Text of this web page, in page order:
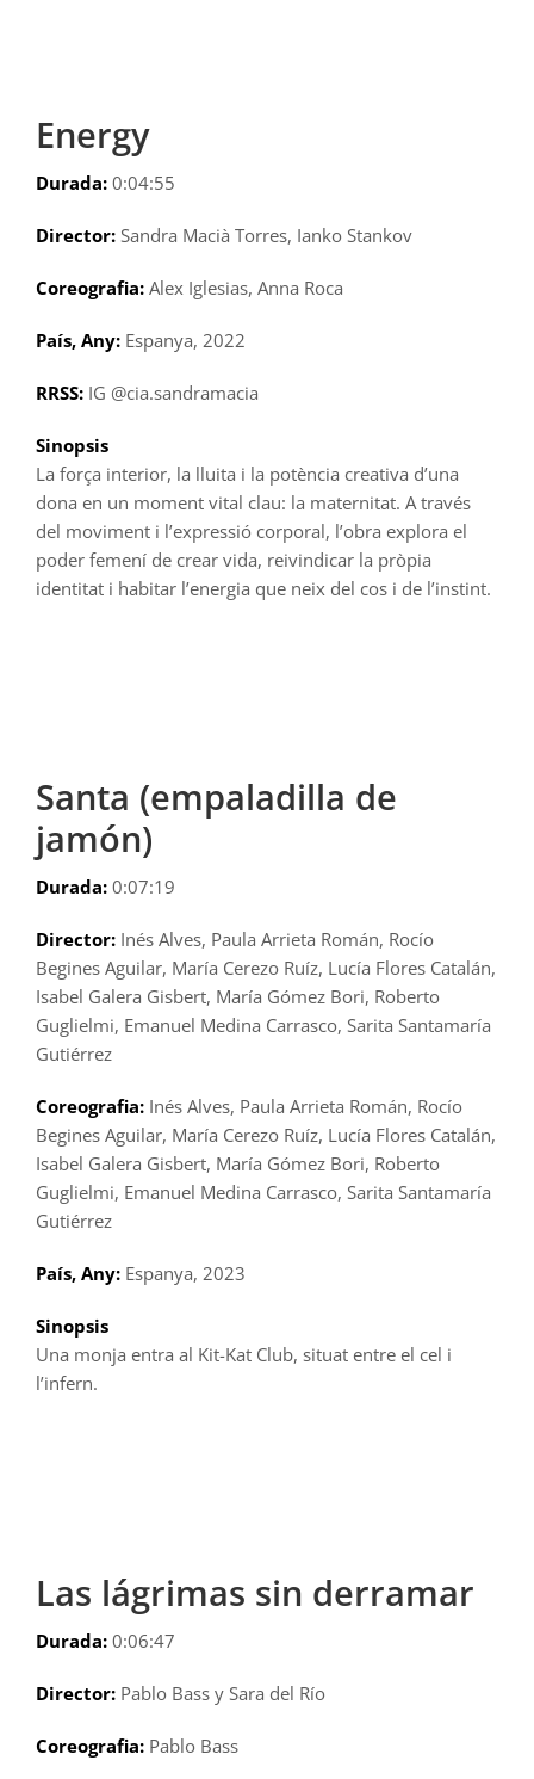
Energy
Durada: 0:04:55
Director:Sandra Macià Torres, Ianko Stankov
Coreografia:Alex Iglesias, Anna Roca
País, Any:Espanya, 2022
RRSS:IG @cia.sandramacia
Sinopsis
La força interior, la lluita i la potència creativa d’una
dona en un moment vital clau: la maternitat. A través
del moviment i l’expressió corporal, l’obra explora el
poder femení de crear vida, reivindicar la pròpia
identitat i habitar l’energia que neix del cos i de l’instint.
Santa (empaladilla de
jamón)
Durada: 0:07:19
Director:Inés Alves, Paula Arrieta Román, Rocío
Begines Aguilar, María Cerezo Ruíz, Lucía Flores Catalán,
Isabel Galera Gisbert, María Gómez Bori, Roberto
Guglielmi, Emanuel Medina Carrasco, Sarita Santamaría
Gutiérrez
Coreografia:Inés Alves, Paula Arrieta Román, Rocío
Begines Aguilar, María Cerezo Ruíz, Lucía Flores Catalán,
Isabel Galera Gisbert, María Gómez Bori, Roberto
Guglielmi, Emanuel Medina Carrasco, Sarita Santamaría
Gutiérrez
País, Any:Espanya, 2023
Sinopsis
Una monja entra al Kit-Kat Club, situat entre el cel i
l’infern.
Las lágrimas sin derramar
Durada: 0:06:47
Director:Pablo Bass y Sara del Río
Coreografia:Pablo Bass